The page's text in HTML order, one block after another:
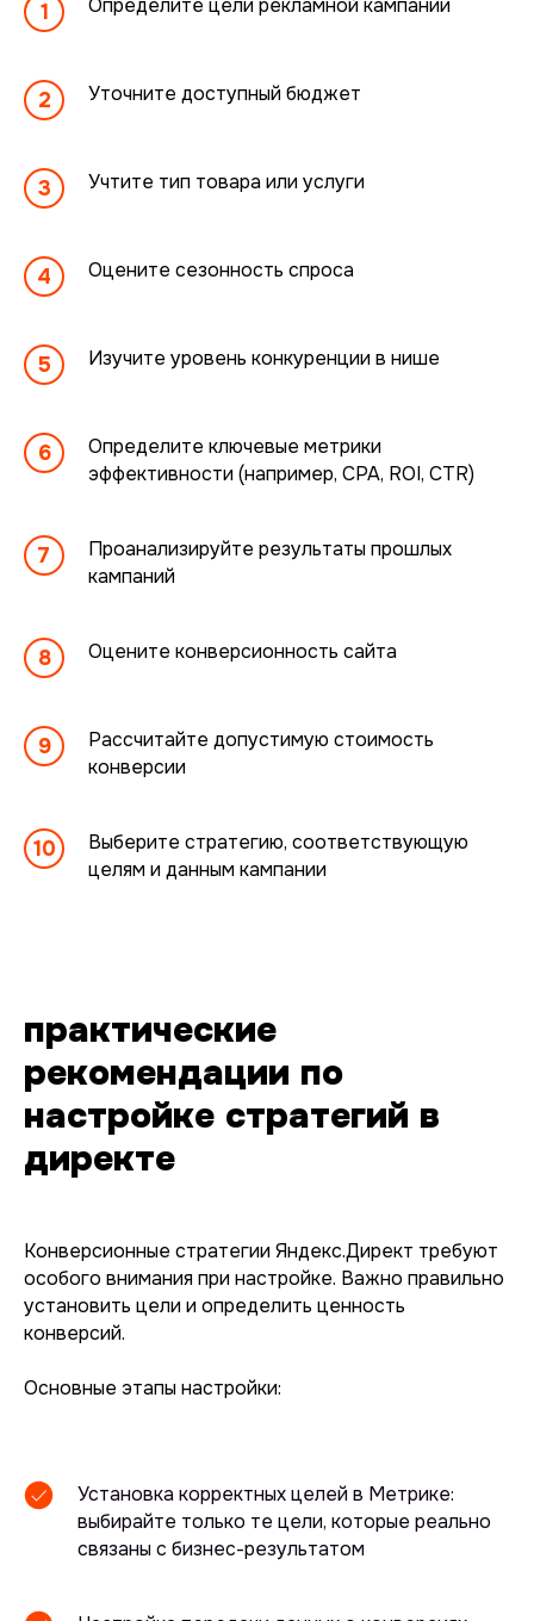
Определите цели рекламной кампании
Уточните доступный бюджет
Учтите тип товара или услуги
Оцените сезонность спроса
Изучите уровень конкуренции в нише
Определите ключевые метрики
эффективности (например, CPA, ROI, CTR)
Проанализируйте результаты прошлых
кампаний
Оцените конверсионность сайта
Рассчитайте допустимую стоимость
конверсии
Выберите стратегию, соответствующую
целям и данным кампании
практические
рекомендации по
настройке стратегий в
директе
Конверсионные стратегии Яндекс.Директ требуют
особого внимания при настройке. Важно правильно
установить цели и определить ценность
конверсий.
Основные этапы настройки:
Установка корректных целей в Метрике:
выбирайте только те цели, которые реально
связаны с бизнес-результатом
email: info@intop.click
telegram-канал: @mapsintop
Ваше имя
Номер телефона
Комментарий
Нажимая на кнопку «Отправить заявку»,
вы соглашаетесь с